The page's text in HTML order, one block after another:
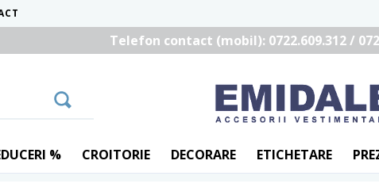
Telefon contact (mobil): 0722.609.312 /
% CROITORIE DECORARE ETICHETARE